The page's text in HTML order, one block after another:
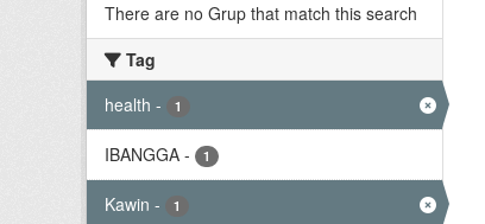
There are no Grup that match this search
Tag
health - 1
IBANGGA - 1
Kawin - 1